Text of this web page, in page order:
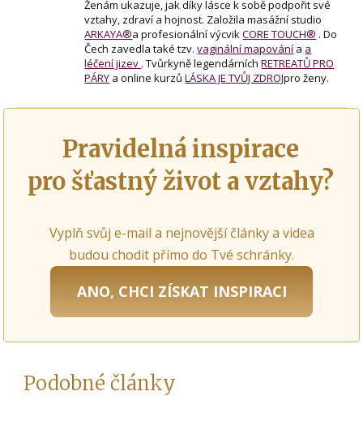
Ženám ukazuje, jak díky lásce k sobě podpořit své
vztahy, zdraví a hojnost. Založila masážní studio
ARKAYA®a profesionální výcvikCORE TOUCH® . Do
Čech zavedla také tzv.vaginální mapování a a
léčení jizev . Tvůrkyně legendárníchRETREATŮ PRO
PÁRY a online kurzůLÁSKA JE TVŮJ ZDROJpro ženy.
Pravidelná inspirace
pro šťastný život a vztahy?
Vyplň svůj e-mail a nejnovější články a videa
budou chodit přímo do Tvé schránky.
ANO, CHCI ZÍSKAT INSPIRACI
Podobné články